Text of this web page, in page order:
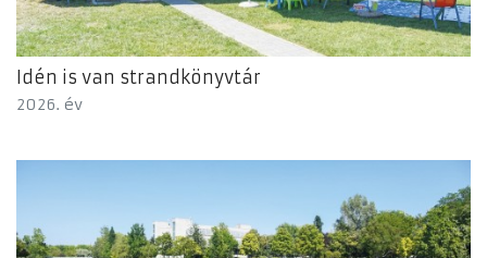
Idén is van strandkönyvtár
2026. év